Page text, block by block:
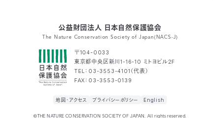
公益財団法人 日本自然保護協会
The Nature Conservation Society of Japan(NACS-J)
〒104-0033
東京都中央区新川1-16-10 ミトヨビル2F
TEL：03-3553-4101（代表）
FAX：03-3553-0139
地図・アクセス プライバシーポリシー English
©THE NATURE CONSERVATION SOCIETY OF JAPAN, All rights reserved.